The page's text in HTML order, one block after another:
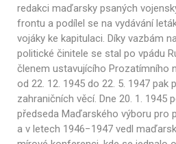
redakci maďarsky psaných
frontu a podílel se na vydávání
vojáky ke kapitulaci. Díky vazbám
politické činitele se stal po vpádu
členem ustavujícího Prozatímního
od 22. 12. 1945 do 22. 5. 1947 pak
zahraničních věcí. Dne 20. 1. 1945
předseda Maďarského výboru pro
a v letech 1946−1947 vedl